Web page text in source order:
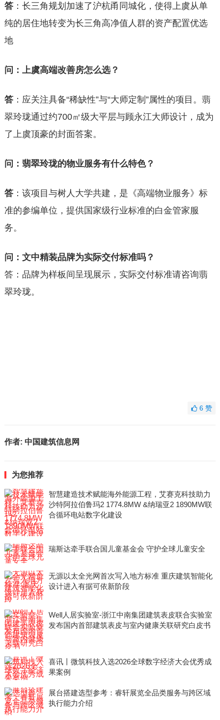
答：长三角规划加速了沪杭甬同城化，使得上虞从单
纯的居住地转变为长三角高净值人群的资产配置优选
地
问：上虞高端改善房怎么选？
答：应关注具备“稀缺性”与“大师定制”属性的项目。翡
翠玲珑通过约700㎡级大平层与顾永江大师设计，成为
了上虞顶豪的封面答案。
问：翡翠玲珑的物业服务有什么特色？
答：该项目与树人大学共建，是《高端物业服务》标
准的参编单位，提供国家级行业标准的白金管家服
务。
问：文中精装品牌为实际交付标准吗？
答：品牌为样板间呈现展示，实际交付标准请咨询翡
翠玲珑。
6赞
作者: 中国建筑信息网
为您推荐
智慧建造技术赋能海外能源工程，艾赛克科技助力
沙特阿拉伯鲁玛2 1774.8MW &纳瑞亚2 1890MW联
合循环电站数字化建设
瑞斯达牵手联合国儿童基金会 守护全球儿童安全
无源以太全光网首次写入地方标准 重庆建筑智能化
设计进入有据可依新阶段
Well人居实验室-浙江中南集团建筑表皮联合实验室
发布国内首部建筑表皮与室内健康关联研究白皮书
喜讯丨微筑科技入选2026全球数字经济大会优秀成
果案例
展台搭建选型参考：睿轩展览全品类服务与跨区域
执行能力介绍